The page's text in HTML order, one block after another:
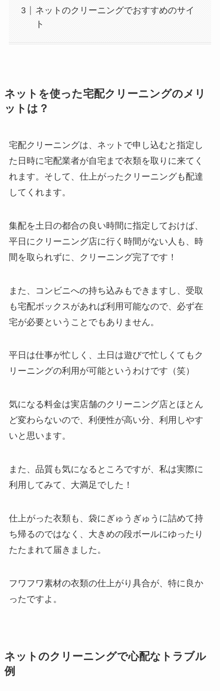
ネットのクリーニングでおすすめのサイ
ト
ネットを使った宅配クリーニングのメリ
ットは？
宅配クリーニングは、 ネットで申し込む と指定し
た日時に宅配業者が自宅まで衣類を取りに来てく
れます。そして、仕上がったクリーニングも配達
してくれます。
集配を土日の都合の良い時間に指定しておけば、
平日にクリーニング店に行く時間がない人も、時
間を取られずに、クリーニング完了です！
また、コンビニへの持ち込みもできますし、受取
も宅配ボックスがあれば利用可能なので、必ず在
宅が必要ということでもありません。
平日は仕事が忙しく、土日は遊びで忙しくてもク
リーニングの利用が可能というわけです（笑）
気になる料金は実店舗のクリーニング店とほとん
ど変わらないので、利便性が高い分、利用しやす
いと思います。
また、品質も気になるところですが、私は実際に
利用してみて、大満足でした！
仕上がった衣類も、袋にぎゅうぎゅうに詰めて持
ち帰るのではなく、大きめの段ボールにゆったり
たたまれて届きました。
フワフワ素材の衣類の仕上がり具合が、特に良か
ったですよ。
ネットのクリーニングで心配なトラブル
例